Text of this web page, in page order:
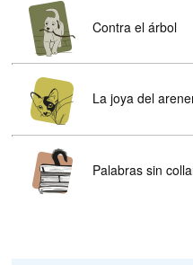
Contra el árbol
La joya del
Palabras sin